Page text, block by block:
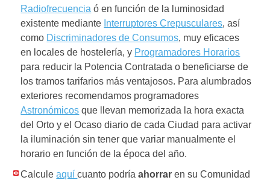
Radiofrecuencia ó en función de la luminosidad
existente mediante Interruptores Crepusculares, así
como Discriminadores de Consumos, muy eficaces
en locales de hostelería, y Programadores Horarios
para reducir la Potencia Contratada o beneficiarse de
los tramos tarifarios más ventajosos. Para alumbrados
exteriores recomendamos programadores
Astronómicos que llevan memorizada la hora exacta
del Orto y el Ocaso diario de cada Ciudad para activar
la iluminación sin tener que variar manualmente el
horario en función de la época del año.
Calculeaquícuanto podríaahorrar en su Comunidad